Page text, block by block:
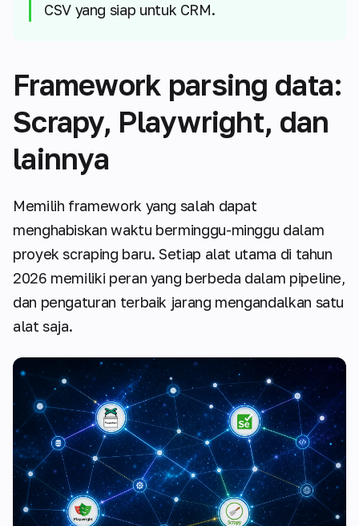
CSV yang siap untuk CRM.
Framework parsing data:
Scrapy, Playwright, dan
lainnya
Memilih framework yang salah dapat
menghabiskan waktu berminggu-minggu dalam
proyek scraping baru. Setiap alat utama di tahun
2026 memiliki peran yang berbeda dalam pipeline,
dan pengaturan terbaik jarang mengandalkan satu
alat saja.